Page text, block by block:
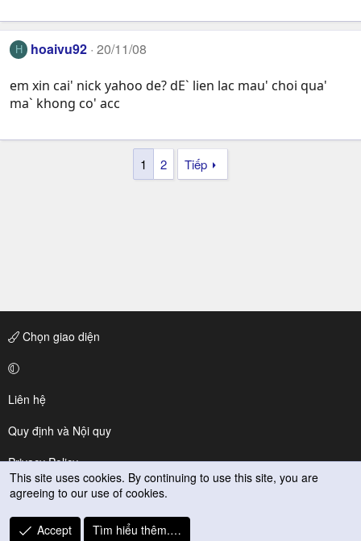
H hoaivu92 20/11/08
em xin cai' nick yahoo de? dE` lien lac mau' choi qua'
ma` khong co' acc
1 2 Tiếp
Chọn giao diện
Liên hệ
Quy định và Nội quy
Privacy Policy
Trợ giúp
R
This site uses cookies. By continuing to use this site, you are
agreeing to our use of cookies.
Accept Tìm hiểu thêm.…